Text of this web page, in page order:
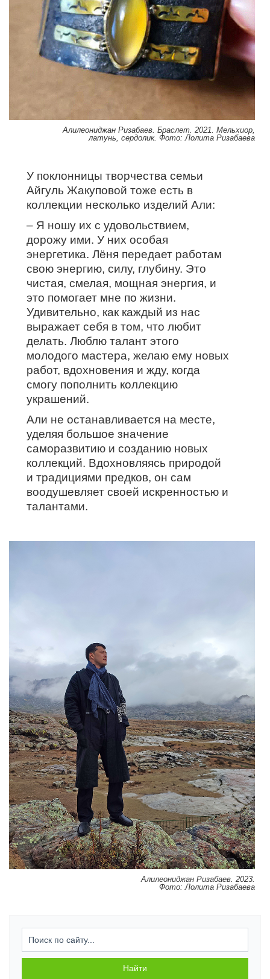
Алилеониджан Ризабаев. Браслет. 2021. Мельхиор,
латунь, сердолик. Фото: Лолита Ризабаева
У поклонницы творчества семьи
Айгуль Жакуповой тоже есть в
коллекции несколько изделий Али:
– Я ношу их с удовольствием,
дорожу ими. У них особая
энергетика. Лёня передает работам
свою энергию, силу, глубину. Это
чистая, смелая, мощная энергия, и
это помогает мне по жизни.
Удивительно, как каждый из нас
выражает себя в том, что любит
делать. Люблю талант этого
молодого мастера, желаю ему новых
работ, вдохновения и жду, когда
смогу пополнить коллекцию
украшений.
Али не останавливается на месте,
уделяя большое значение
саморазвитию и созданию новых
коллекций. Вдохновляясь природой
и традициями предков, он сам
воодушевляет своей искренностью и
талантами.
Алилеониджан Ризабаев. 2023.
Фото: Лолита Ризабаева
Найти